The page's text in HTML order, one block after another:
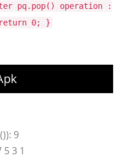
pq.pop() operation :
0; }
9
3 1